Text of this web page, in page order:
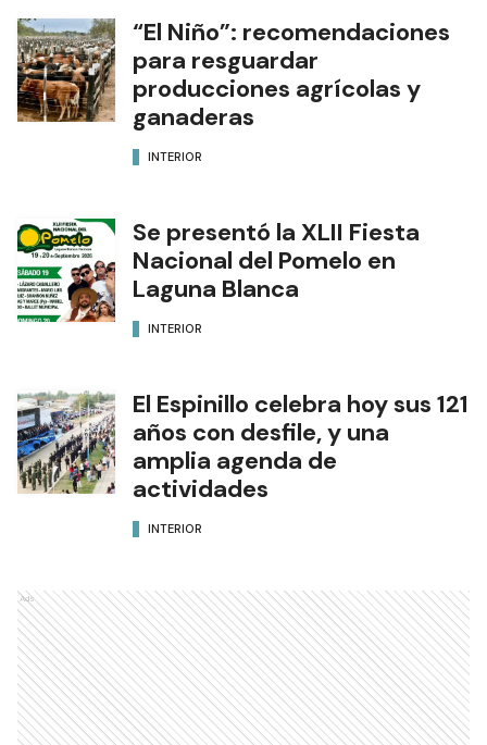
“El Niño”: recomendaciones
para resguardar
producciones agrícolas y
ganaderas
INTERIOR
Se presentó la XLII Fiesta
Nacional del Pomelo en
Laguna Blanca
INTERIOR
El Espinillo celebra hoy sus 121
años con desfile, y una
amplia agenda de
actividades
INTERIOR
Ads